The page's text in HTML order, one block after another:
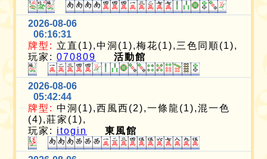
2026-08-06
06:16:31
牌型: 立直(1),中洞(1),梅花(1),三色同順(1),
玩家:070809 活動館
2026-08-06
05:42:44
牌型: 中洞(1),西風西(2),一條龍(1),混一色
(4),莊家(1),
玩家: itogin 東風館